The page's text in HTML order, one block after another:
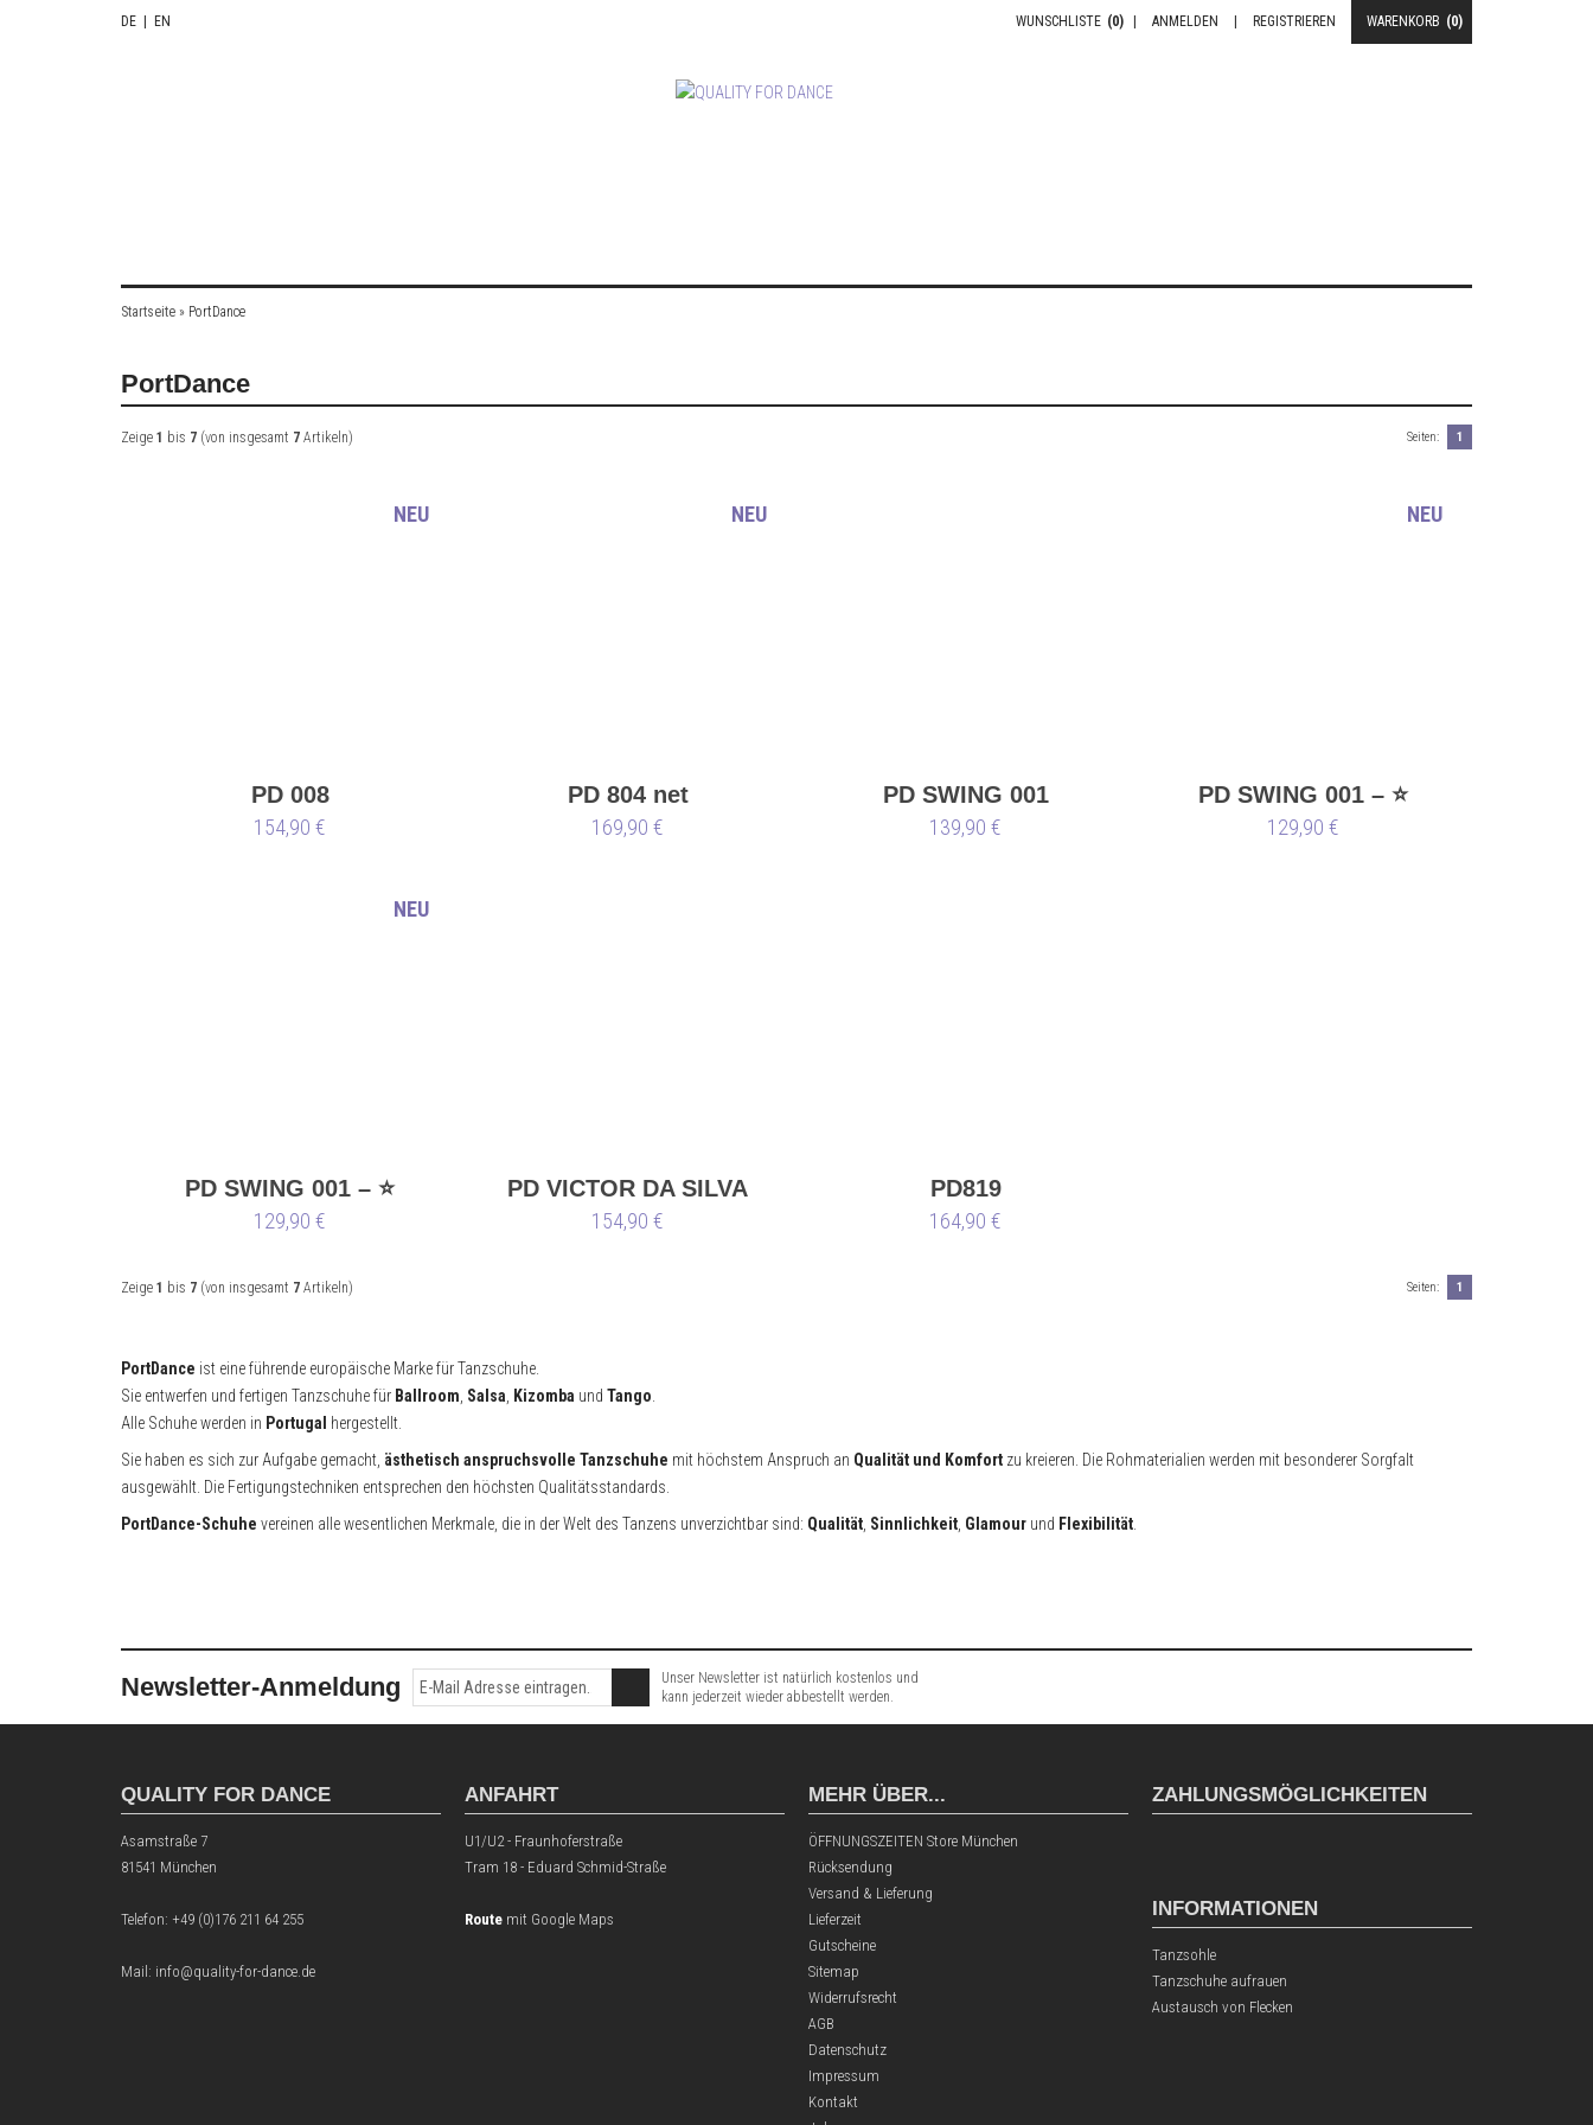
DE EN WARENKORB (0)
REGISTRIEREN
ANMELDEN
WUNSCHLISTE (0)
Startseite » PortDance
PortDance
Zeige 1 bis 7 (von insgesamt 7 Artikeln) Seiten: 1
PD 008
154,90 €
NEU
PD 804 net
169,90 €
NEU
PD SWING 001
139,90 €
PD SWING 001 – ⭐
Limited Edition ⭐
129,90 €
NEU
PD SWING 001 – ⭐
Limited Edition ⭐
129,90 €
NEU
PD VICTOR DA SILVA
154,90 €
PD819
164,90 €
Zeige 1 bis 7 (von insgesamt 7 Artikeln) Seiten: 1
PortDance ist eine führende europäische Marke für Tanzschuhe.
Sie entwerfen und fertigen Tanzschuhe für Ballroom Salsa Kizomba und Tango
Alle Schuhe werden in Portugal hergestellt.
Sie haben es sich zur Aufgabe gemacht, ästhetisch anspruchsvolle Tanzschuhe mit höchstem Anspruch an Qualität und Komfort zu kreieren. Die Rohmaterialien werden mit besonderer Sorgfalt
ausgewählt. Die Fertigungstechniken entsprechen den höchsten Qualitätsstandards.
PortDance-Schuhe vereinen alle wesentlichen Merkmale, die in der Welt des Tanzens unverzichtbar sind: Qualität Sinnlichkeit Glamour und Flexibilität
Newsletter-Anmeldung
Unser Newsletter ist natürlich kostenlos und
kann jederzeit wieder abbestellt werden.
QUALITY FOR DANCE
Asamstraße 7
81541 München
Telefon: +49 (0)176 211 64 255
Mail: info@quality-for-dance.de
ANFAHRT
U1/U2 - Fraunhoferstraße
Tram 18 - Eduard Schmid-Straße
Route mit Google Maps
MEHR ÜBER...
ÖFFNUNGSZEITEN Store München
Rücksendung
Versand & Lieferung
Lieferzeit
Gutscheine
Sitemap
Widerrufsrecht
AGB
Datenschutz
Impressum
Kontakt
ZAHLUNGSMÖGLICHKEITEN
INFORMATIONEN
Tanzsohle
Tanzschuhe aufrauen
Austausch von Flecken